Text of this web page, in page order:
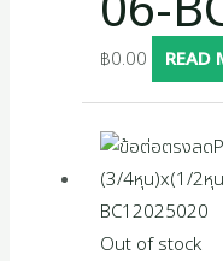
฿0.00 READ
Out of stock